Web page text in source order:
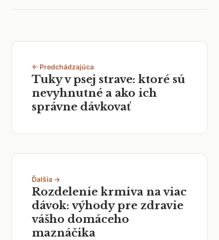
← Predchádzajúca
Tuky v psej strave: ktoré sú
nevyhnutné a ako ich
správne dávkovať
Ďalšia →
Rozdelenie krmiva na viac
dávok: výhody pre zdravie
vášho domáceho
maznáčika